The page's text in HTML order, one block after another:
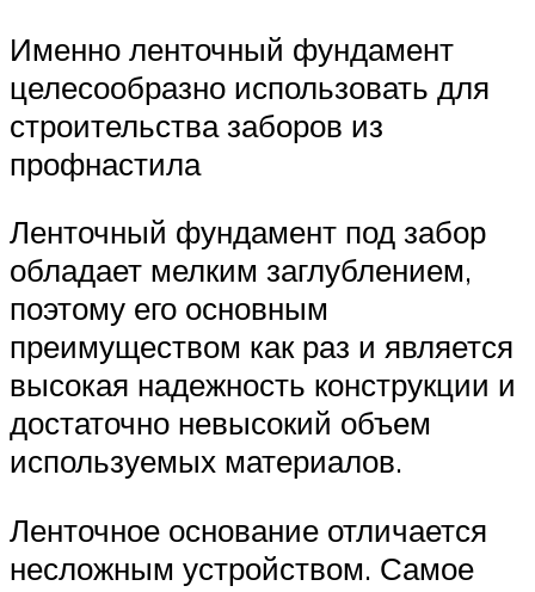
Именно ленточный фундамент
целесообразно использовать для
строительства заборов из
профнастила
Ленточный фундамент под забор
обладает мелким заглублением,
поэтому его основным
преимуществом как раз и является
высокая надежность конструкции и
достаточно невысокий объем
используемых материалов.
Ленточное основание отличается
несложным устройством. Самое